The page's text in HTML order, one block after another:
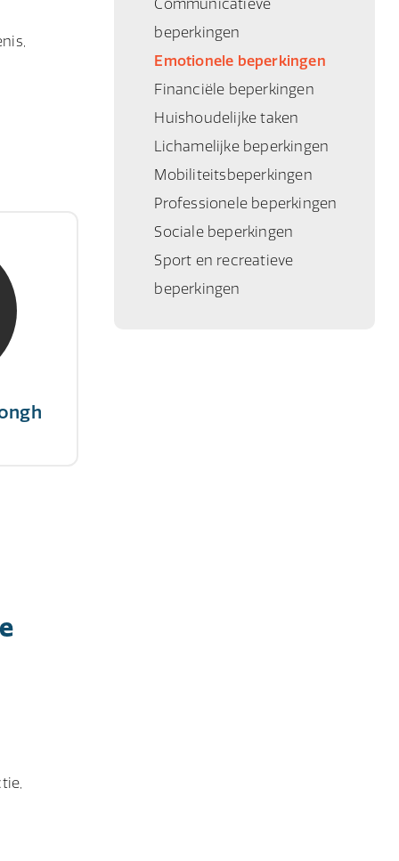
Communicatieve
beperkingen
Emotionele beperkingen
Financiële beperkingen
Huishoudelijke taken
Lichamelijke beperkingen
Mobiliteitsbeperkingen
Professionele beperkingen
Sociale beperkingen
Sport en recreatieve
beperkingen